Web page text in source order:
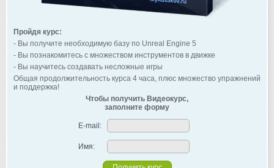
Пройдя курс:
- Вы получите необходимую базу по Unreal Engine 5
- Вы познакомитесь с множеством инструментов в движке
- Вы научитесь создавать несложные игры
Общая продолжительность курса 4 часа, плюс множество упражнений
и поддержка!
Чтобы получить Видеокурс,
заполните форму
E-mail:
Имя: